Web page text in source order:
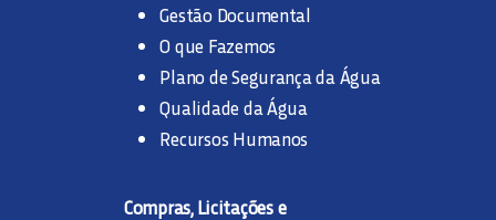
Gestão Documental
O que Fazemos
Plano de Segurança da Água
Qualidade da Água
Recursos Humanos
Compras, Licitações e